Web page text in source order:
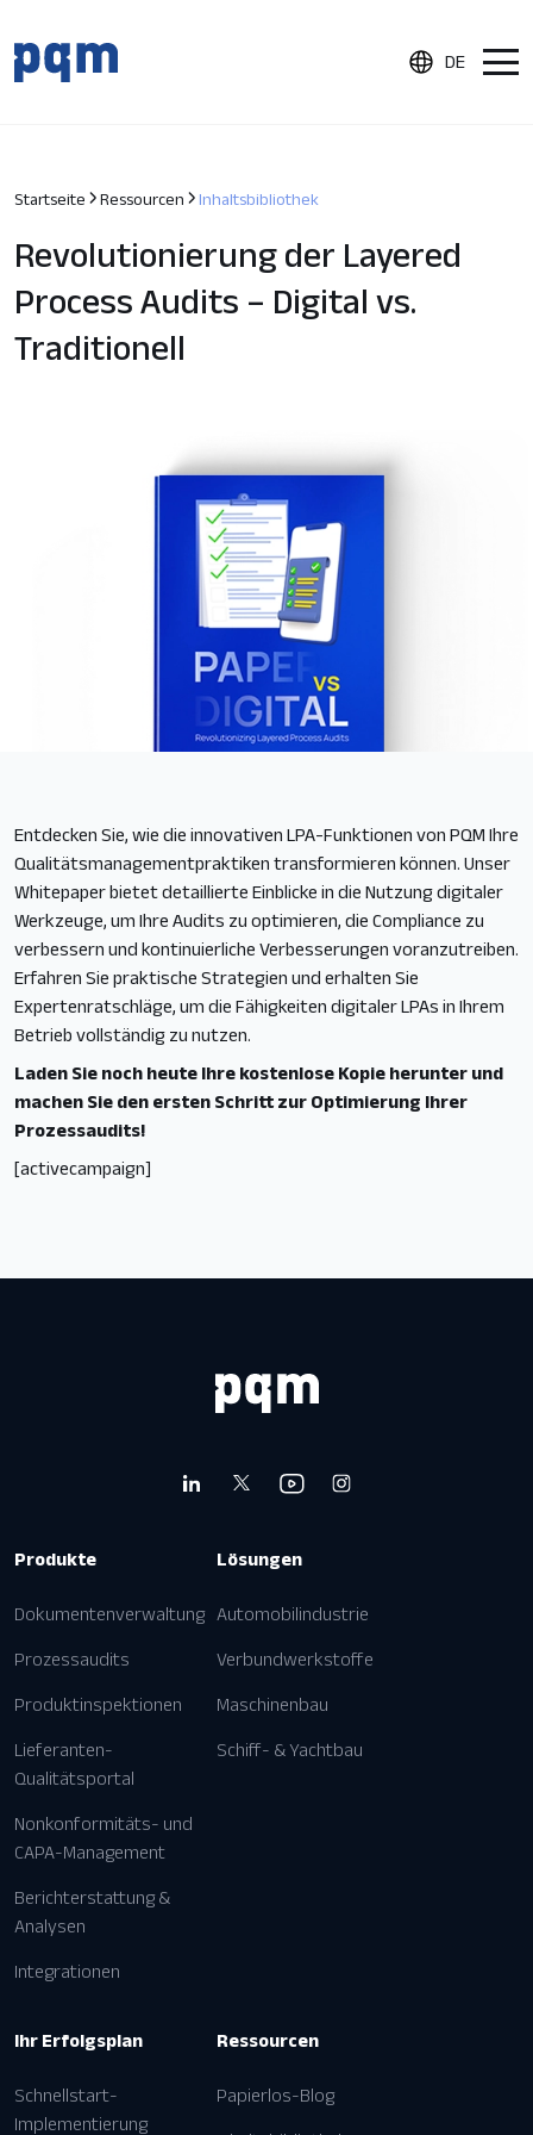
DE
Produkt
Dokumentenverwaltung
Prozessaudits
Produktinspektionen
Berichterstattung & Analysen
Verbundwerkstoffe
Ressourcen
Über uns
Unsere Geschichte
Kontaktieren Sie uns
Preisgestaltung
Startseite Ressourcen Inhaltsbibliothek
Revolutionierung der Layered
Process Audits – Digital vs.
Traditionell
Entdecken Sie, wie die innovativen LPA-Funktionen von PQM Ihre
Qualitätsmanagementpraktiken transformieren können. Unser
Whitepaper bietet detaillierte Einblicke in die Nutzung digitaler
Werkzeuge, um Ihre Audits zu optimieren, die Compliance zu
verbessern und kontinuierliche Verbesserungen voranzutreiben.
Erfahren Sie praktische Strategien und erhalten Sie
Expertenratschläge, um die Fähigkeiten digitaler LPAs in Ihrem
Betrieb vollständig zu nutzen.
Laden Sie noch heute Ihre kostenlose Kopie herunter und
machen Sie den ersten Schritt zur Optimierung Ihrer
Prozessaudits!
[activecampaign]
Produkte
Dokumentenverwaltung
Prozessaudits
Produktinspektionen
Lieferanten-
Qualitätsportal
Nonkonformitäts- und
CAPA-Management
Berichterstattung &
Analysen
Integrationen
Lösungen
Automobilindustrie
Verbundwerkstoffe
Maschinenbau
Schiff- & Yachtbau
Ihr Erfolgsplan
Schnellstart-
Implementierung
Ressourcen
Papierlos-Blog